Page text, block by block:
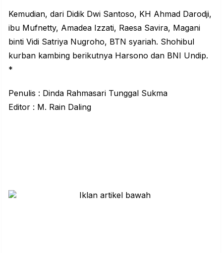
Kemudian, dari Didik Dwi Santoso, KH Ahmad Darodji,
ibu Mufnetty, Amadea Izzati, Raesa Savira, Magani
binti Vidi Satriya Nugroho, BTN syariah. Shohibul
kurban kambing berikutnya Harsono dan BNI Undip.
*
Penulis : Dinda Rahmasari Tunggal Sukma
Editor : M. Rain Daling